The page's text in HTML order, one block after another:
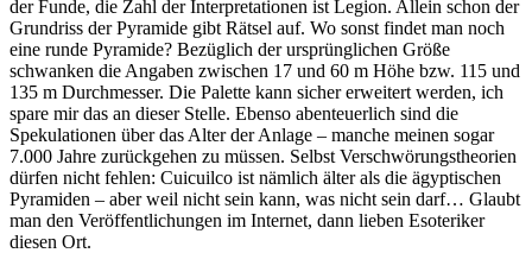
der Funde, die Zahl der Interpretationen ist Legion. Allein schon der
Grundriss der Pyramide gibt Rätsel auf. Wo sonst findet man noch
eine runde Pyramide? Bezüglich der ursprünglichen Größe
schwanken die Angaben zwischen 17 und 60 m Höhe bzw. 115 und
135 m Durchmesser. Die Palette kann sicher erweitert werden, ich
spare mir das an dieser Stelle. Ebenso abenteuerlich sind die
Spekulationen über das Alter der Anlage – manche meinen sogar
7.000 Jahre zurückgehen zu müssen. Selbst Verschwörungstheorien
dürfen nicht fehlen: Cuicuilco ist nämlich älter als die ägyptischen
Pyramiden – aber weil nicht sein kann, was nicht sein darf… Glaubt
man den Veröffentlichungen im Internet, dann lieben Esoteriker
diesen Ort.